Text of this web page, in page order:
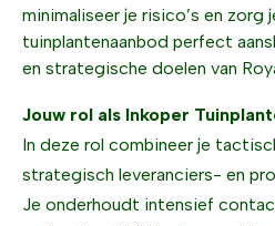
minimaliseer je risico’s en zorg
tuinplantenaanbod perfect
en strategische doelen van
Jouw rol als Inkoper
In deze rol combineer je
strategisch leveranciers- en
Je onderhoudt intensief